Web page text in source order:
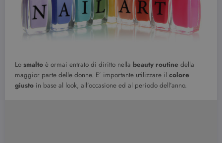
Lo smalto è ormai entrato di diritto nella beauty routine della
maggior parte delle donne. E’ importante utilizzare il colore
giusto in base al look, all’occasione ed al periodo dell’anno.